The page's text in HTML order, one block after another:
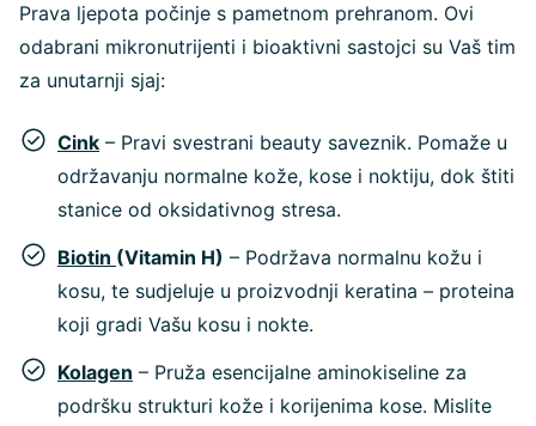
Prava ljepota počinje s pametnom prehranom. Ovi
odabrani mikronutrijenti i bioaktivni sastojci su Vaš tim
za unutarnji sjaj:
Cink – Pravi svestrani beauty saveznik. Pomaže u
održavanju normalne kože, kose i noktiju, dok štiti
stanice od oksidativnog stresa.
Biotin (Vitamin H) – Podržava normalnu kožu i
kosu, te sudjeluje u proizvodnji keratina – proteina
koji gradi Vašu kosu i nokte.
Kolagen – Pruža esencijalne aminokiseline za
podršku strukturi kože i korijenima kose. Mislite